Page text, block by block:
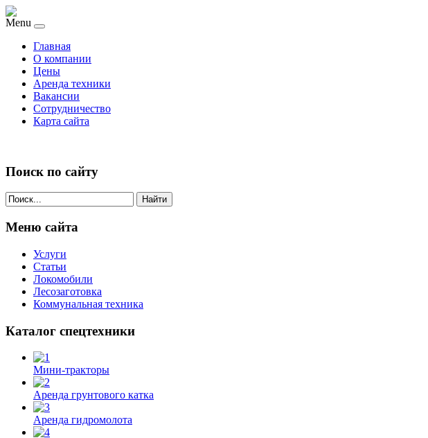
Menu
Главная
О компании
Цены
Аренда техники
Вакансии
Сотрудничество
Карта сайта
Поиск по сайту
Найти
Меню сайта
Услуги
Статьи
Локомобили
Лесозаготовка
Коммунальная техника
Каталог спецтехники
Мини-тракторы
Аренда грунтового катка
Аренда гидромолота